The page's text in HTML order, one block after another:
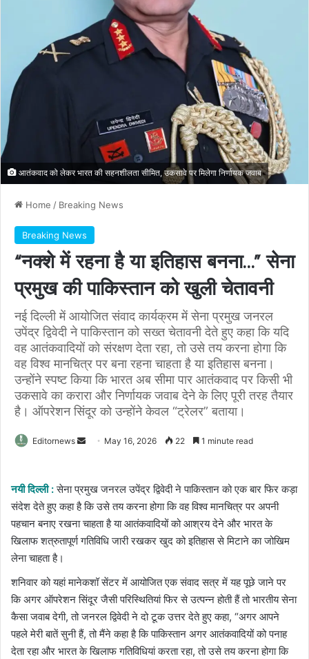
आतंकवाद को लेकर भारत की सहनशीलता सीमित, उकसावे पर मिलेगा निर्णायक जवाब
Home / Breaking News
Breaking News
“नक्शे में रहना है या इतिहास बनना…” सेना
प्रमुख की पाकिस्तान को खुली चेतावनी
नई दिल्ली में आयोजित संवाद कार्यक्रम में सेना प्रमुख जनरल
उपेंद्र द्विवेदी ने पाकिस्तान को सख्त चेतावनी देते हुए कहा कि यदि
वह आतंकवादियों को संरक्षण देता रहा, तो उसे तय करना होगा कि
वह विश्व मानचित्र पर बना रहना चाहता है या इतिहास बनना।
उन्होंने स्पष्ट किया कि भारत अब सीमा पार आतंकवाद पर किसी भी
उकसावे का करारा और निर्णायक जवाब देने के लिए पूरी तरह तैयार
है। ऑपरेशन सिंदूर को उन्होंने केवल “ट्रेलर” बताया।
Editornews
Send May 16, 2026 22 1 minute read
नयी दिल्ली : सेना प्रमुख जनरल उपेंद्र द्विवेदी ने पाकिस्तान को एक बार फिर कड़ा
संदेश देते हुए कहा है कि उसे तय करना होगा कि वह विश्व मानचित्र पर अपनी
पहचान बनाए रखना चाहता है या आतंकवादियों को आश्रय देने और भारत के
खिलाफ शत्रुतापूर्ण गतिविधि जारी रखकर खुद को इतिहास से मिटाने का जोखिम
लेना चाहता है।
शनिवार को यहां मानेकशॉ सेंटर में आयोजित एक संवाद सत्र में यह पूछे जाने पर
कि अगर ऑपरेशन सिंदूर जैसी परिस्थितियां फिर से उत्पन्न होती हैं तो भारतीय सेना
कैसा जवाब देगी, तो जनरल द्विवेदी ने दो टूक उत्तर देते हुए कहा, “अगर आपने
पहले मेरी बातें सुनी हैं, तो मैंने कहा है कि पाकिस्तान अगर आतंकवादियों को पनाह
देता रहा और भारत के खिलाफ गतिविधियां करता रहा, तो उसे तय करना होगा कि